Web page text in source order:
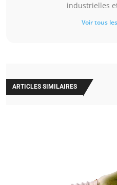
industrielles
Voir tous
ARTICLES SIMILAIRES